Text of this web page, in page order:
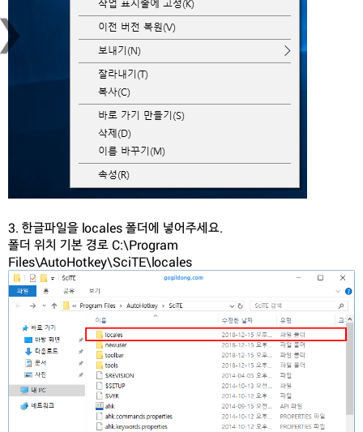
3. 한글파일을 locales 폴더에 넣어주세요.
폴더 위치 기본 경로 C:\Program
Files\AutoHotkey\SciTE\locales